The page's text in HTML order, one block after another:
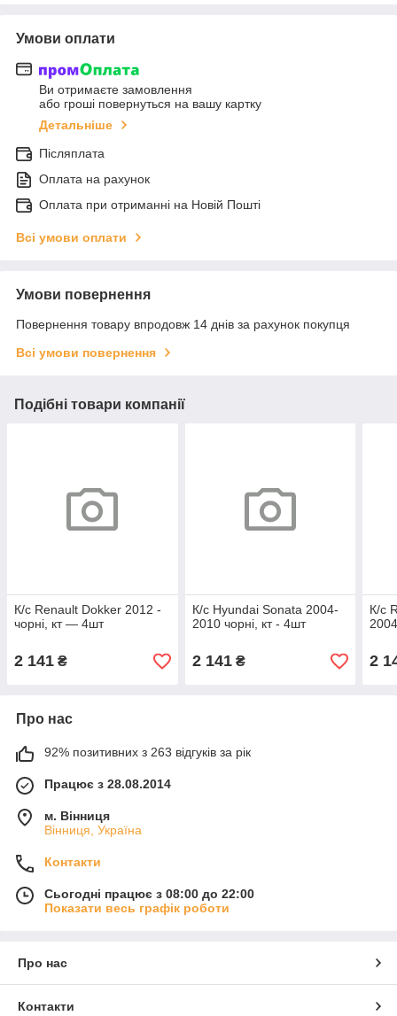
Умови оплати
Ви отримаєте замовлення
або гроші повернуться на вашу картку
Детальніше
Післяплата
Оплата на рахунок
Оплата при отриманні на Новій Пошті
Всі умови оплати
Умови повернення
Повернення товару впродовж 14 днів за рахунок покупця
Всі умови повернення
Подібні товари компанії
К/с Renault Dokker 2012 -
чорні, кт — 4шт
2 141 ₴
К/с Hyundai Sonata 2004-
2010 чорні, кт - 4шт
2 141₴
К/с
2
Про нас
92% позитивних з 263 відгуків за рік
Працює з 28.08.2014
м. Вінниця
Вінниця, Україна
Контакти
Сьогодні працює з 08:00 до 22:00
Показати весь графік роботи
Про нас
Контакти